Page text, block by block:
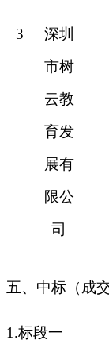
3
深圳
市树
云教
育发
展有
限公
司
五、 中标（成
1.标段一